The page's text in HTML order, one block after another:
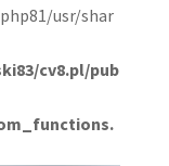
usr/shar
cv8.pl/pub